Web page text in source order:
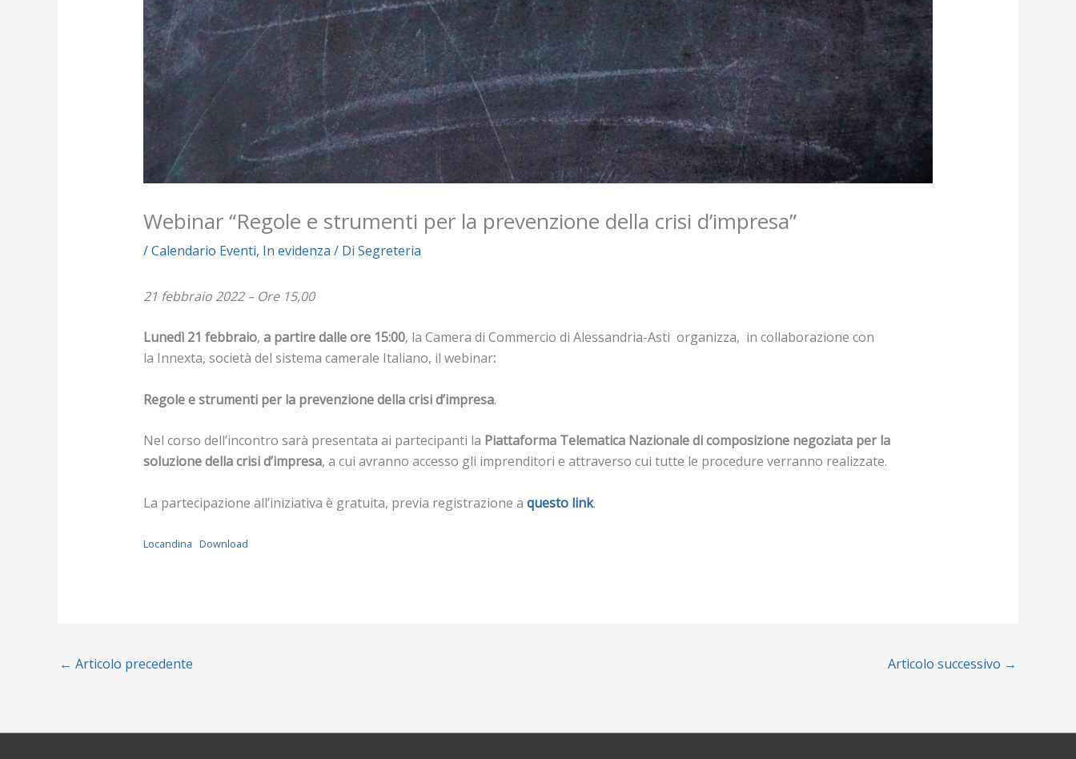
Webinar “Regole e strumenti per la prevenzione della crisi d’impresa”
/Calendario Eventi, In evidenza / Di Segreteria
21 febbraio 2022 – Ore 15,00
Lunedì 21 febbraio, a partire dalle ore 15:00, la Camera di Commercio di Alessandria-Asti organizza, in collaborazione con
la Innexta, società del sistema camerale Italiano, il webinar:
Regole e strumenti per la prevenzione della crisi d’impresa.
Nel corso dell’incontro sarà presentata ai partecipanti la Piattaforma Telematica Nazionale di composizione negoziata per la
soluzione della crisi d’impresa, a cui avranno accesso gli imprenditori e attraverso cui tutte le procedure verranno realizzate.
La partecipazione all’iniziativa è gratuita, previa registrazione a questo link.
Locandina Download
← Articolo precedente Articolo successivo →